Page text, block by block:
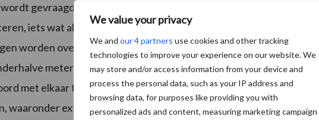
We value your privacy
We and our 4 partners use cookies and other tracking
technologies to improve your experience on our website. We
may store and/or access information from your device and
process the personal data, such as your IP address and
browsing data, for purposes like providing you with
personalized ads and content, measuring marketing campaign
gevraagd of ze symptomen van Covid-19 vertonen. Ook dienen
iets wat al van toepassing was voor RMV. Van ‘t Hof: “Zodra
worden over de beursvloer. Uiteraard hanteren wij op alle
meter afstand. Ook is er de mogelijkheid om zowel op als
met elkaar te netwerken. Verder worden er extra
extra schoonmaak van bijvoorbeeld sanitair en op